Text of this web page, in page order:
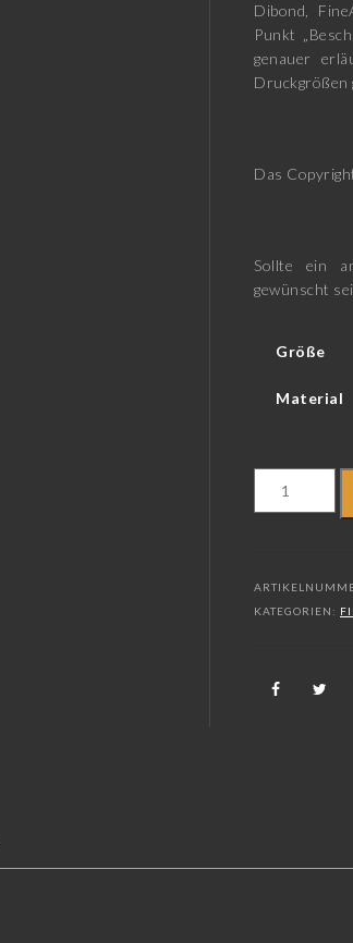
Dibond,
Punkt
genauer
Druckgrößen
Das
Sollte ein
gewünscht
Größe
Material
Menge
KATEGORIEN: